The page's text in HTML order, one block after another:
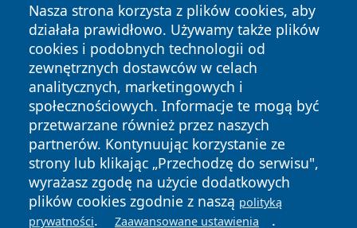
Nasza strona korzysta z plików cookies, aby
działała prawidłowo. Używamy także plików
cookies i podobnych technologii od
zewnętrznych dostawców w celach
analitycznych, marketingowych i
społecznościowych. Informacje te mogą być
przetwarzane również przez naszych
partnerów. Kontynuując korzystanie ze
strony lub klikając „Przechodzę do serwisu",
wyrażasz zgodę na użycie dodatkowych
plików cookies zgodnie z naszą polityką
prywatności. Zaawansowane ustawienia .
Copyright © 2026 leszczynski24.pl Wszystkie prawa
zastrzeżone.
News Autorzy
Polityka
Prywatności
Polityka
Cookies